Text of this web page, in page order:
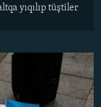
yıqılıp tüştiler